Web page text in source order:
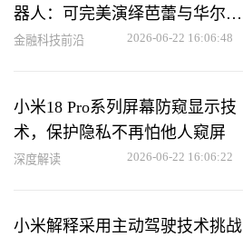
器人：可完美演绎芭蕾与华尔兹
动作
金融科技前沿 2026-06-22 16:06:48
小米18 Pro系列屏幕防窥显示技
术，保护隐私不再怕他人窥屏
深度解读 2026-06-22 16:06:22
小米解释采用主动驾驶技术挑战